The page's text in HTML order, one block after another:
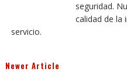
seguridad.
calidad de la
servicio.
Newer Article